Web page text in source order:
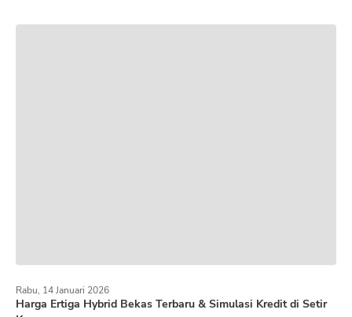
Harga Ertiga Hybrid Bekas Terbaru & Simulasi Kredit di Setir
Rabu, 14 Januari 2026